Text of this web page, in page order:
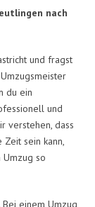
nach
und fragst
du ein
und
verstehen, dass
sein kann,
so
einem Umzug